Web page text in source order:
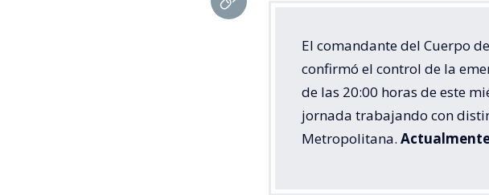
El comandante del Cuerpo
confirmó el control de la
de las 20:00 horas de este
jornada trabajando con
Metropolitana.